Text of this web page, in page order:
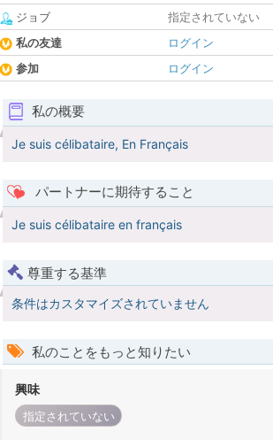
ジョブ
指定されていない
私の友達
ログイン
参加
ログイン
私の概要
Je suis célibataire, En Français
パートナーに期待すること
Je suis célibataire en français
尊重する基準
条件はカスタマイズされていません
私のことをもっと知りたい
興味
指定されていない